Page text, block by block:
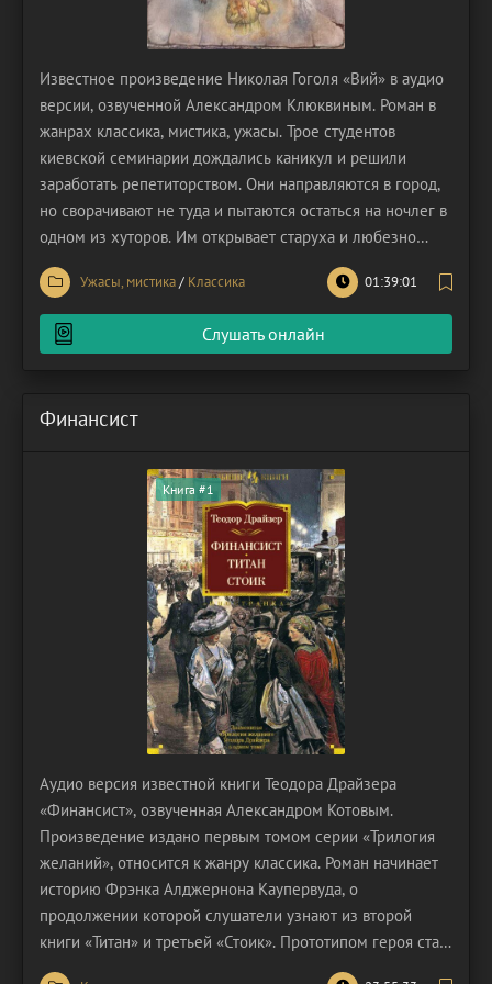
Известное произведение Николая Гоголя «Вий» в аудио
версии, озвученной Александром Клюквиным. Роман в
жанрах классика, мистика, ужасы. Трое студентов
киевской семинарии дождались каникул и решили
заработать репетиторством. Они направляются в город,
но сворачивают не туда и пытаются остаться на ночлег в
одном из хуторов. Им открывает старуха и любезно
разрешает переночевать. Одному из ребят, Хоме Бруту,
достается хлев. Он уже почти уснул, как к нему явилась
хозяйка, которая, к его ужасу,
Ужасы, мистика/ Классика 01:39:01
Слушать онлайн
Финансист
Книга #1
Аудио версия известной книги Теодора Драйзера
«Финансист», озвученная Александром Котовым.
Произведение издано первым томом серии «Трилогия
желаний», относится к жанру классика. Роман начинает
историю Фрэнка Алджернона Каупервуда, о
продолжении которой слушатели узнают из второй
книги «Титан» и третьей «Стоик». Прототипом героя стал
американский миллионер Чарльз Йеркс. В этом